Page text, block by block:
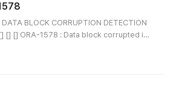
BLOCK CORRUPTION DETECTION
[] [] ORA-1578 : Data block corrupted in
가 잘못 되었음(INVALID)을 의미 2.OR